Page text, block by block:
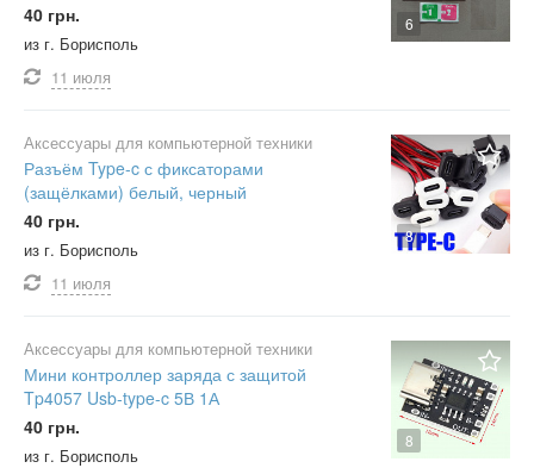
6
40 грн.
из г. Борисполь
11 июля
8
Аксессуары для компьютерной техники
Разъём Type-c с фиксаторами
(защёлками) белый, черный
40 грн.
из г. Борисполь
11 июля
8
Аксессуары для компьютерной техники
Мини контроллер заряда с защитой
Tp4057 Usb-type-c 5В 1А
40 грн.
из г. Борисполь